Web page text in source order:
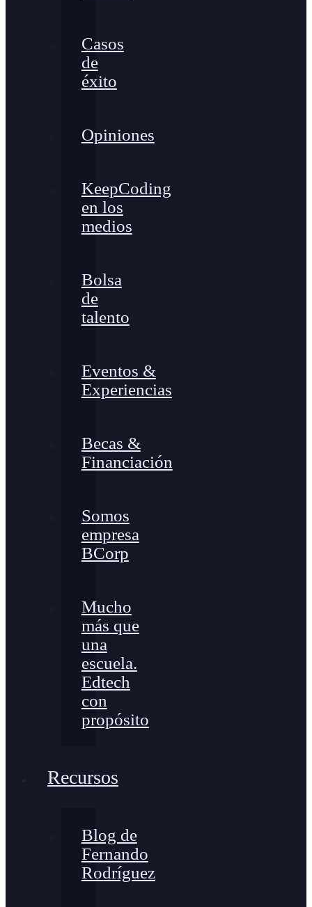
Casos
de
éxito
Opiniones
KeepCoding
en los
medios
Bolsa
de
talento
Eventos &
Experiencias
Becas &
Financiación
Somos
empresa
BCorp
Mucho
más que
una
escuela.
Edtech
con
propósito
Recursos
Blog de
Fernando
Rodríguez